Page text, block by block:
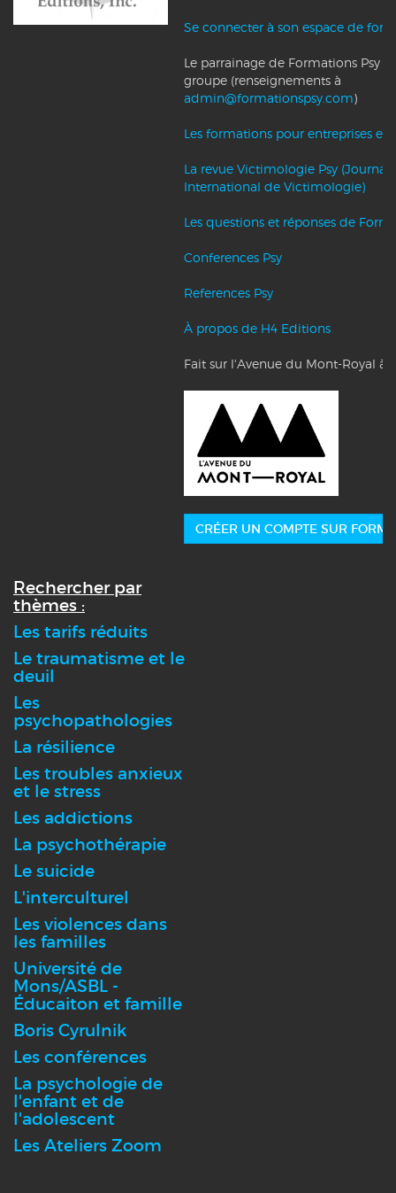
Se connecter à son espace de
Le parrainage de Formations Psy
groupe (renseignements à
admin@formationspsy.com)
Les formations pour entreprises et
La revue Victimologie Psy (Journal
International de Victimologie)
Les questions et réponses de
Conferences Psy
References Psy
À propos de H4 Editions
Fait sur l'Avenue du Mont-Royal à
CRÉER UN COMPTE SUR
Rechercher par
thèmes :
Les tarifs réduits
Le traumatisme et le
deuil
Les
psychopathologies
La résilience
Les troubles anxieux
et le stress
Les addictions
La psychothérapie
Le suicide
L'interculturel
Les violences dans
les familles
Université de
Mons/ASBL -
Éducaiton et famille
Boris Cyrulnik
Les conférences
La psychologie de
l'enfant et de
l'adolescent
Les Ateliers Zoom